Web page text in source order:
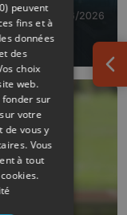
19/06/2026
peuvent
fins et à
données
des
choix
web.
fonder sur
votre
de vous y
. Vous
à tout
.